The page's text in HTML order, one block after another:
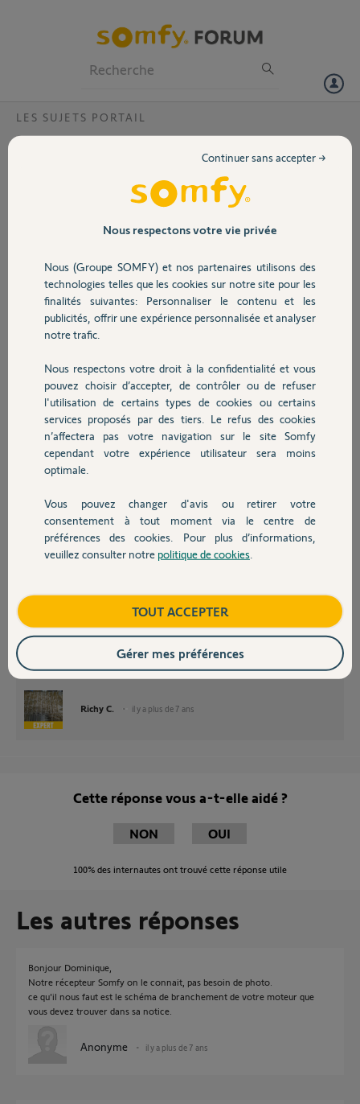
Volet
Sécurité
Domotique
Chauffage
Autres produits
Devis avec un pro
Contact
LES SUJETS PORTAIL
branchement Récepteur portail / porte de
garage RTS (extérieur) sur motorisation
portail addax atlas 2
branchement d'un boitier Récepteur portail
portail adyx atlas 2 pour n'avoir qu'une
seule télécommande , voici quelques photos
des deux boitier
d'avance merci
dominique L.
il y a plus de 7 ans
Participer au fil de discussion
Bonjour,
Retirez le connecteur 9 à 19 et montrez une photo des inscriptions
relatives aux bornes de celui-ci.
Richy C. il y a plus de 7 ans
Cette réponse vous a-t-elle aidé ?
NON OUI
100% des internautes ont trouvé cette réponse utile
Les autres réponses
Bonjour Dominique,
Notre récepteur Somfy on le connait, pas besoin de photo.
ce qu'il nous faut est le schéma de branchement de votre moteur que
vous devez trouver dans sa notice.
Anonyme il y a plus de 7 ans
Nous respectons votre vie privée
Nous (Groupe SOMFY) et nos partenaires utilisons des
technologies telles que les cookies sur notre site pour les
finalités suivantes: Personnaliser le contenu et les
publicités, offrir une expérience personnalisée et analyser
notre trafic.
Nous respectons votre droit à la confidentialité et vous
pouvez choisir d’accepter, de contrôler ou de refuser
l'utilisation de certains types de cookies ou certains
services proposés par des tiers. Le refus des cookies
n’affectera pas votre navigation sur le site Somfy
cependant votre expérience utilisateur sera moins
optimale.
Vous pouvez changer d'avis ou retirer votre
consentement à tout moment via le centre de
préférences des cookies. Pour plus d’informations,
veuillez consulter notre politique de cookies
Continuer sans accepter →
TOUT ACCEPTER
Gérer mes préférences